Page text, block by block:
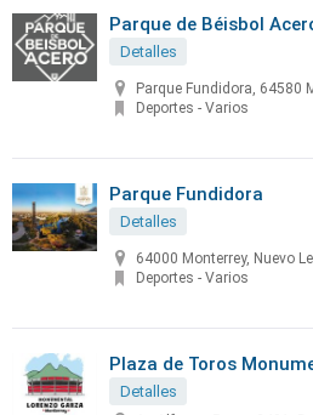
Parque de Béisbol
Detalles
Parque Fundidora, 64580
Deportes - Varios
Parque Fundidora
Detalles
64000 Monterrey, Nuevo
Deportes - Varios
Plaza de Toros
Detalles